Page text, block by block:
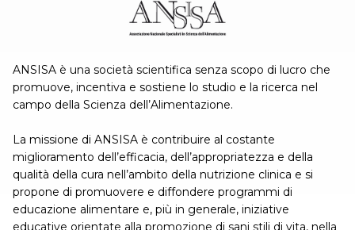
ANSISA è una società scientifica senza scopo di lucro che
promuove, incentiva e sostiene lo studio e la ricerca nel
campo della Scienza dell’Alimentazione.
La missione di ANSISA è contribuire al costante
miglioramento dell’efficacia, dell’appropriatezza e della
qualità della cura nell’ambito della nutrizione clinica e si
propone di promuovere e diffondere programmi di
educazione alimentare e, più in generale, iniziative
educative orientate alla promozione di sani stili di vita, nella